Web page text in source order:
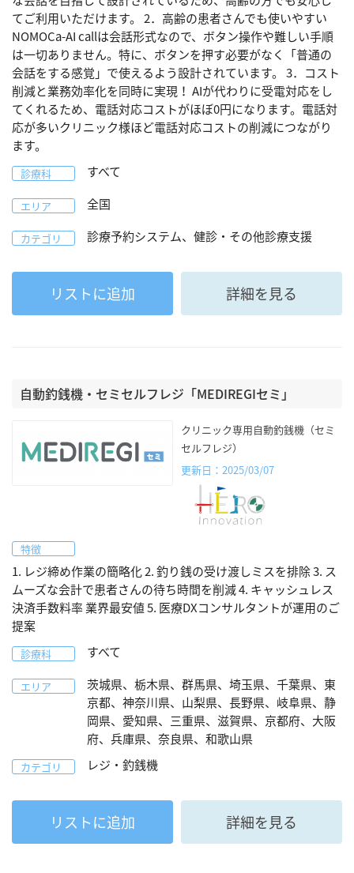
てご利用いただけます。 2．高齢の患者さんでも使いやすい
NOMOCa-AI callは会話形式なので、ボタン操作や難しい手順
は一切ありません。特に、ボタンを押す必要がなく「普通の
会話をする感覚」で使えるよう設計されています。 3．コスト
削減と業務効率化を同時に実現！ AIが代わりに受電対応をし
てくれるため、電話対応コストがほぼ0円になります。電話対
応が多いクリニック様ほど電話対応コストの削減につながり
ます。
診療科 すべて
エリア 全国
カテゴリ 診療予約システム、健診・その他診療支援
リストに追加 詳細を見る
自動釣銭機・セミセルフレジ「MEDIREGIセミ」
クリニック専用自動釣銭機（セミ
セルフレジ）
更新日：2025/03/07
特徴
1. レジ締め作業の簡略化 2. 釣り銭の受け渡しミスを排除 3. ス
ムーズな会計で患者さんの待ち時間を削減 4. キャッシュレス
決済手数料率 業界最安値 5. 医療DXコンサルタントが運用のご
提案
診療科 すべて
エリア
茨城県、栃木県、群馬県、埼玉県、千葉県、東
京都、神奈川県、山梨県、長野県、岐阜県、静
岡県、愛知県、三重県、滋賀県、京都府、大阪
府、兵庫県、奈良県、和歌山県
カテゴリ レジ・釣銭機
リストに追加 詳細を見る